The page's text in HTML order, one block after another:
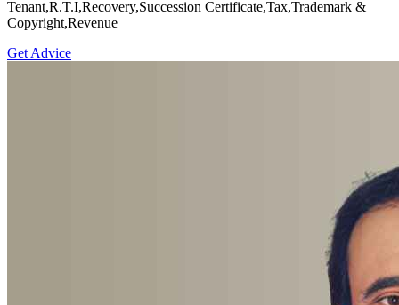
Tenant,R.T.I,Recovery,Succession Certificate,Tax,Trademark &
Copyright,Revenue
Get Advice